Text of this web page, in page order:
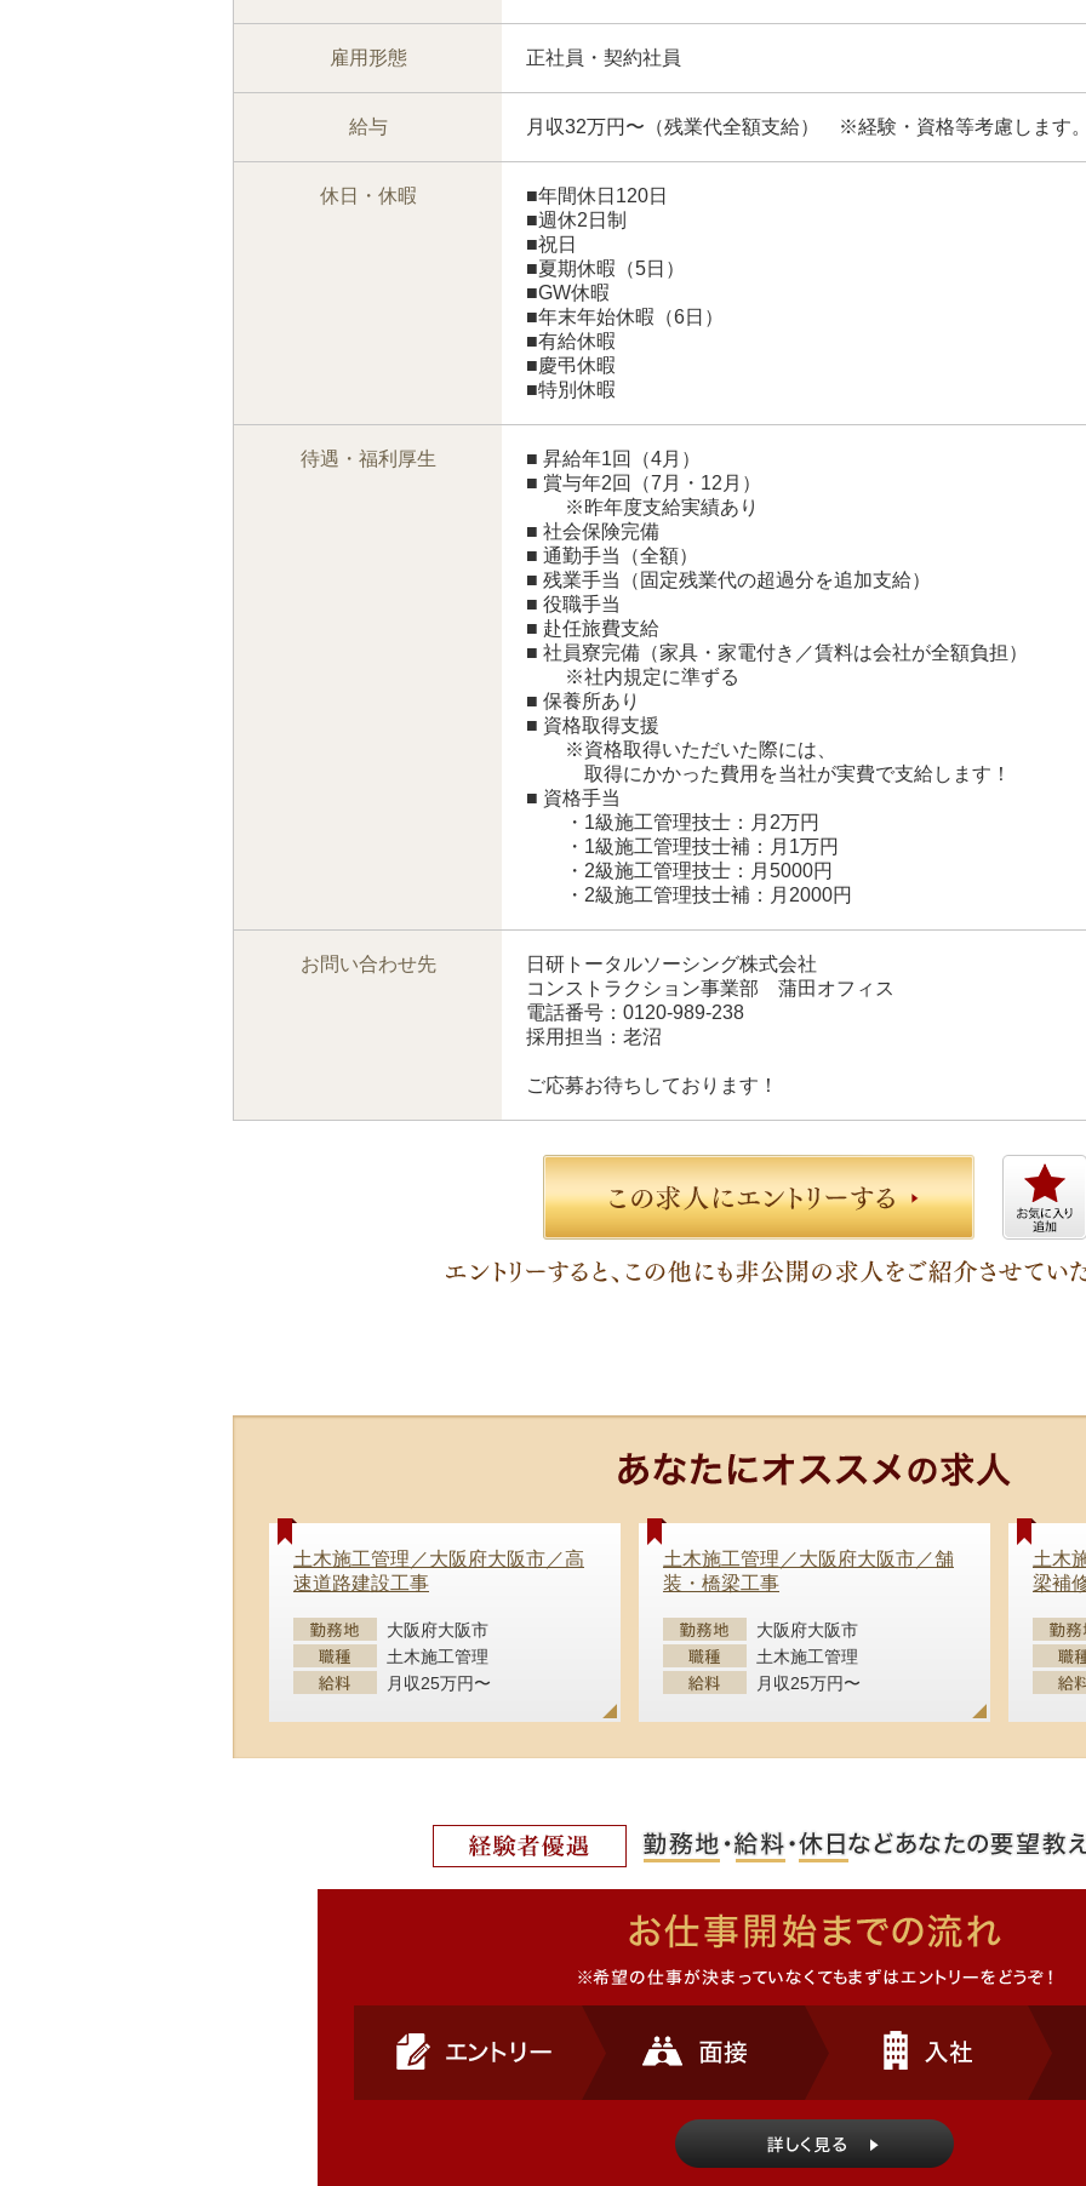
雇用形態 正社員・契約社員
給与 月収32万円〜（残業代全額支給） ※経験・資格等考慮します
休日・休暇
■年間休日120日
■週休2日制
■祝日
■夏期休暇（5日）
■GW休暇
■年末年始休暇（6日）
■有給休暇
■慶弔休暇
■特別休暇
待遇・福利厚生
■ 昇給年1回（4月）
■ 賞与年2回（7月・12月）
※昨年度支給実績あり
■ 社会保険完備
■ 通勤手当（全額）
■ 残業手当（固定残業代の超過分を追加支給）
■ 役職手当
■ 赴任旅費支給
■ 社員寮完備（家具・家電付き／賃料は会社が全額負担）
※社内規定に準ずる
■ 保養所あり
■ 資格取得支援
※資格取得いただいた際には、
取得にかかった費用を当社が実費で支給します！
■ 資格手当
・1級施工管理技士：月2万円
・1級施工管理技士補：月1万円
・2級施工管理技士：月5000円
・2級施工管理技士補：月2000円
お問い合わせ先
日研トータルソーシング株式会社
コンストラクション事業部 蒲田オフィス
電話番号：0120-989-238
採用担当：老沼
ご応募お待ちしております！
土木施工管理／大阪府大阪市／高
速道路建設工事
大阪府大阪市
土木施工管理
月収25万円〜
土木施工管理／大阪府大阪市／舗
装・橋梁工事
大阪府大阪市
土木施工管理
月収25万円〜
土木
梁補